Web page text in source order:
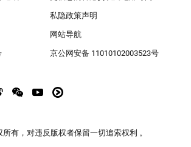
私隐政策声明
网站导航
京公网安备 11010102003523号
有，对违反版权者保留一切追索权利 。